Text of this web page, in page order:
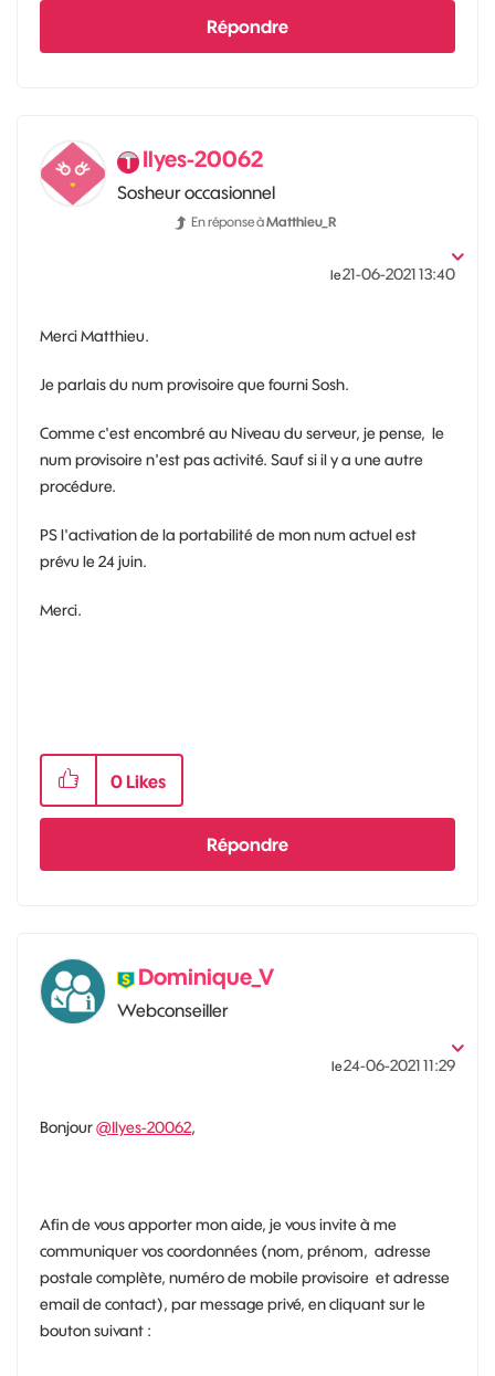
Répondre
Ilyes-20062
Sosheur occasionnel
En réponse àMatthieu_R
le‎21-06-202113:40
Merci Matthieu.
Je parlais du num provisoire que fourni Sosh.
Comme c'est encombré au Niveau du serveur, je pense, le
num provisoire n'est pas activité. Sauf si il y a une autre
procédure.
PS l'activation de la portabilité de mon num actuel est
prévu le 24 juin.
Merci.
0 Likes
Répondre
Dominique_V
Webconseiller
le‎24-06-202111:29
Bonjour@Ilyes-20062,
Afin de vous apporter mon aide, je vous invite à me
communiquer vos coordonnées (nom, prénom, adresse
postale complète, numéro de mobile provisoire et adresse
email de contact), par message privé, en cliquant sur le
bouton suivant :